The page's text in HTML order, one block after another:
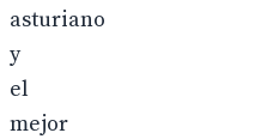
asturiano
y
el
mejor